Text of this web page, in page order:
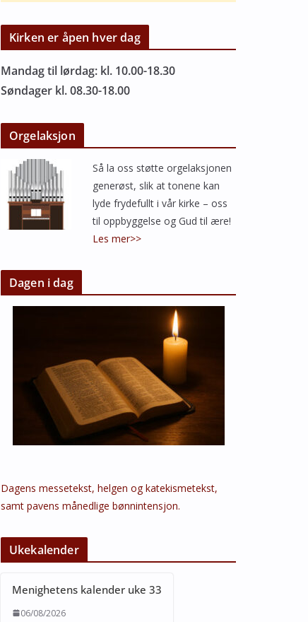
Kirken er åpen hver dag
Mandag til lørdag: kl. 10.00-18.30
Søndager kl. 08.30-18.00
Orgelaksjon
Så la oss støtte orgelaksjonen
generøst, slik at tonene kan
lyde frydefullt i vår kirke – oss
til oppbyggelse og Gud til ære!
Les mer>>
Dagen i dag
Dagens messetekst, helgen og katekismetekst,
samt pavens månedlige bønnintensjon.
Ukekalender
Menighetens kalender uke 33
06/08/2026